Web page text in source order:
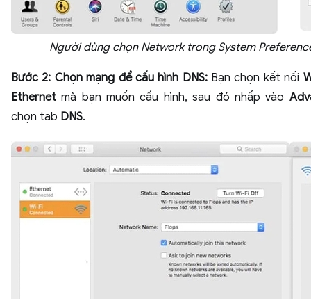
Người dùng chọn Network trong System
Bước 2: Chọn mạng để cấu hình DNS: Bạn chọn kết nối
Ethernetmà bạn muốn cấu hình, sau đó nhấp vào
chọn tab DNS.